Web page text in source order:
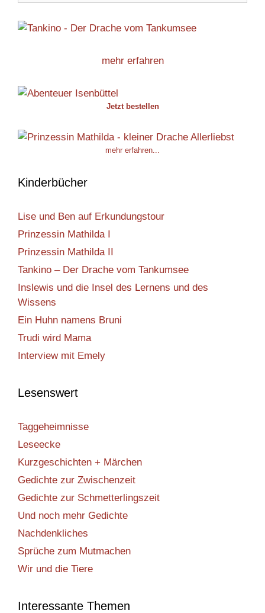
mehr erfahren
Jetzt bestellen
mehr erfahren...
Kinderbücher
Lise und Ben auf Erkundungstour
Prinzessin Mathilda I
Prinzessin Mathilda II
Tankino – Der Drache vom Tankumsee
Inslewis und die Insel des Lernens und des
Wissens
Ein Huhn namens Bruni
Trudi wird Mama
Interview mit Emely
Lesenswert
Taggeheimnisse
Leseecke
Kurzgeschichten + Märchen
Gedichte zur Zwischenzeit
Gedichte zur Schmetterlingszeit
Und noch mehr Gedichte
Nachdenkliches
Sprüche zum Mutmachen
Wir und die Tiere
Interessante Themen